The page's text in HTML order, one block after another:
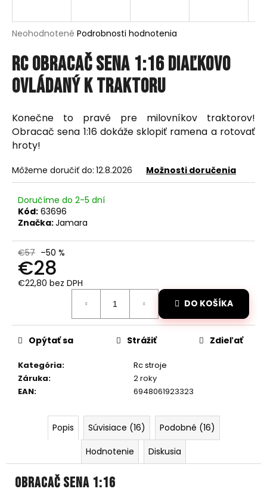
Priemerné
produktu
je
0,0
z
hviezdičiek.
Neohodnotené Podrobnosti hodnotenia
RC obracač sena 1:16 diaľkovo
ovládaný k traktoru
Konečne to pravé pre milovníkov traktorov!
Obracač sena 1:16 dokáže sklopiť ramena a rotovať
hroty!
Môžeme doručiť do: 12.8.2026 Možnosti doručenia
Doručíme do 2-5 dní
Kód: 63696
Značka:Jamara
€57 –50 %
€28
€22,80 bez DPH
DO KOŠÍKA
Kategória:
Rc stroje
Záruka:
2 roky
EAN: 6948061923323
Opýtať sa Strážiť Zdieľať
Popis Súvisiace (16)
Podobné (16)
Hodnotenie
Diskusia
Obracač sena 1:16
j
ť
?
HĽADAŤ
r
VODOTESNÉ
AUTO
MZ-
SHARK
1/10
Pôvodne: